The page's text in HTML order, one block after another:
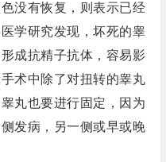
没有恢复，则表示已经
学研究发现，坏死的睾
成抗精子抗体，容易影
术中除了对扭转的睾丸
丸也要进行固定，因为
发病，另一侧或早或晚